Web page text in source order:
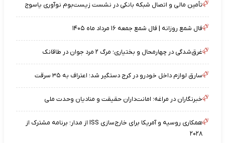
تأمین مالی و اتصال شبکه بانکی در نشست زیست‌بوم نوآوری یاسوج
فال شمع روزانه | فال شمع جمعه ۱۶ مرداد ماه ۱۴۰۵
غرق‌شدگی در چهارمحال و بختیاری؛ مرگ ۲ مرد جوان در طاقانک
سارق لوازم داخل خودرو در کرج دستگیر شد؛ اعتراف به ۳۵ سرقت
خبرنگاران در مراغه؛ امانت‌داران حقیقت و منادیان وحدت ملی
همکاری روسیه و آمریکا برای خارج‌سازی ISS از مدار؛ برنامه مشترک از
۲۰۲۸